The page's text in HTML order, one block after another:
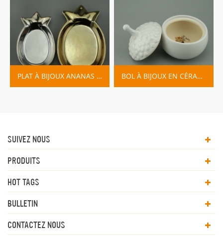
PLAT À BIJOUX ANANAS EN OR ET ARGENT MÉTALLISÉ BOL À BIJOUX EN CÉRAMIQUE AVEC COUVERCLE
SUIVEZ NOUS
PRODUITS
HOT TAGS
BULLETIN
CONTACTEZ NOUS